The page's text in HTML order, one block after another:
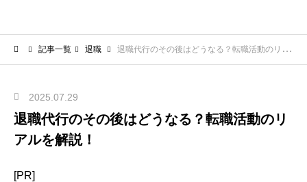
記事一覧 退職 退職代行のその後はどうなる？転職活動のリアルを解説！
2025.07.29
退職代行のその後はどうなる？転職活動のリ
アルを解説！
[PR]